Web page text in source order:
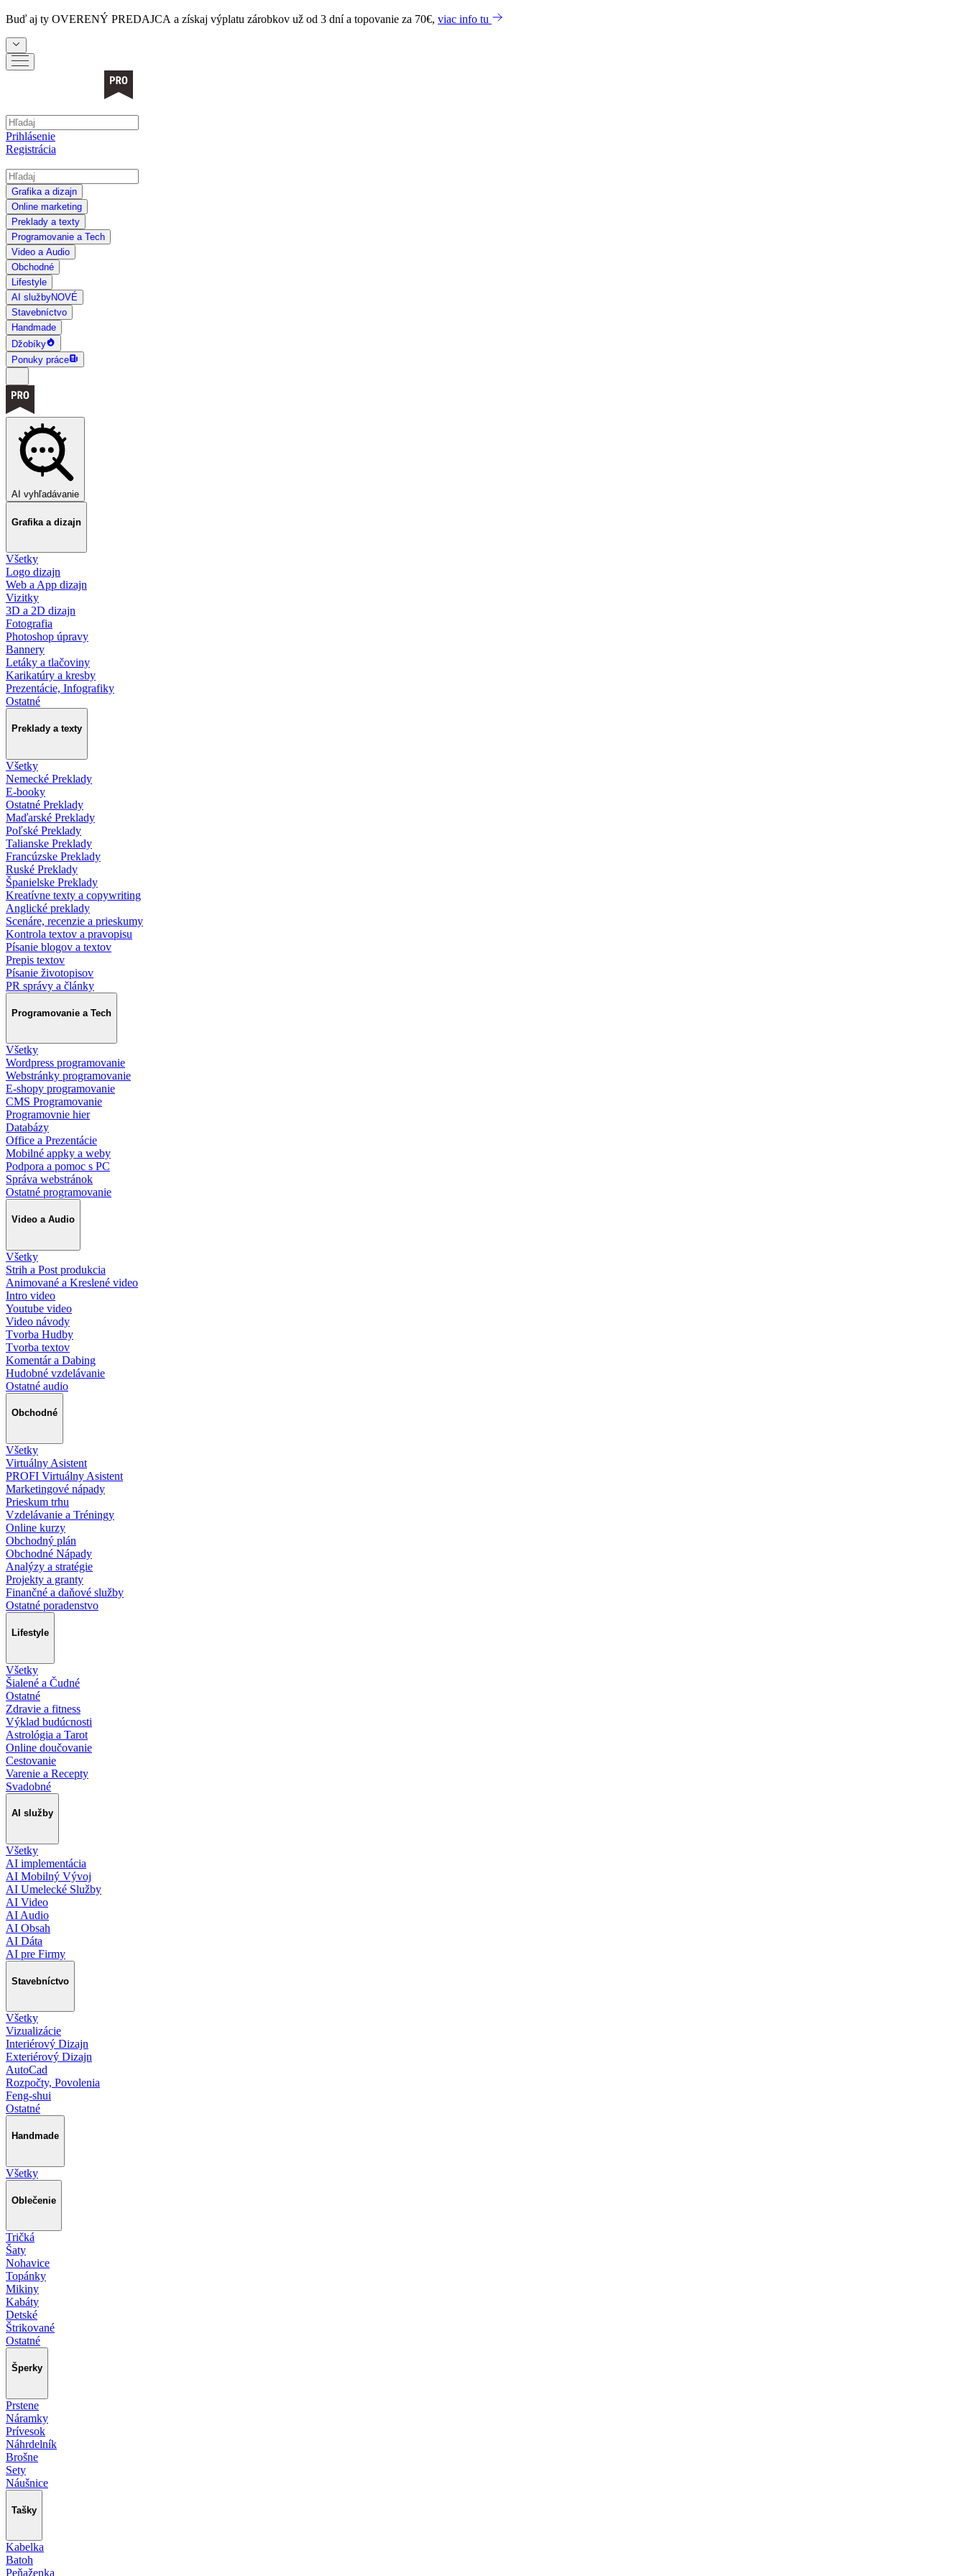
Buď aj ty OVERENÝ PREDAJCA a získaj výplatu zárobkov už od 3 dní a topovanie za 70€, viac info tu
Prihlásenie
Registrácia
Grafika a dizajn
Online marketing
Preklady a texty
Programovanie a Tech
Video a Audio
Obchodné
Lifestyle
AI službyNOVÉ
Stavebníctvo
Handmade
Džobíky
Ponuky práce
AI vyhľadávanie
Grafika a dizajn
Všetky
Logo dizajn
Web a App dizajn
Vizitky
3D a 2D dizajn
Fotografia
Photoshop úpravy
Bannery
Letáky a tlačoviny
Karikatúry a kresby
Prezentácie, Infografiky
Ostatné
Preklady a texty
Všetky
Nemecké Preklady
E-booky
Ostatné Preklady
Maďarské Preklady
Poľské Preklady
Talianske Preklady
Francúzske Preklady
Ruské Preklady
Španielske Preklady
Kreatívne texty a copywriting
Anglické preklady
Scenáre, recenzie a prieskumy
Kontrola textov a pravopisu
Písanie blogov a textov
Prepis textov
Písanie životopisov
PR správy a články
Programovanie a Tech
Všetky
Wordpress programovanie
Webstránky programovanie
E-shopy programovanie
CMS Programovanie
Programovnie hier
Databázy
Office a Prezentácie
Mobilné appky a weby
Podpora a pomoc s PC
Správa webstránok
Ostatné programovanie
Video a Audio
Všetky
Strih a Post produkcia
Animované a Kreslené video
Intro video
Youtube video
Video návody
Tvorba Hudby
Tvorba textov
Komentár a Dabing
Hudobné vzdelávanie
Ostatné audio
Obchodné
Všetky
Virtuálny Asistent
PROFI Virtuálny Asistent
Marketingové nápady
Prieskum trhu
Vzdelávanie a Tréningy
Online kurzy
Obchodný plán
Obchodné Nápady
Analýzy a stratégie
Projekty a granty
Finančné a daňové služby
Ostatné poradenstvo
Lifestyle
Všetky
Šialené a Čudné
Ostatné
Zdravie a fitness
Výklad budúcnosti
Astrológia a Tarot
Online doučovanie
Cestovanie
Varenie a Recepty
Svadobné
AI služby
Všetky
AI implementácia
AI Mobilný Vývoj
AI Umelecké Služby
AI Video
AI Audio
AI Obsah
AI Dáta
AI pre Firmy
Stavebníctvo
Všetky
Vizualizácie
Interiérový Dizajn
Exteriérový Dizajn
AutoCad
Rozpočty, Povolenia
Feng-shui
Ostatné
Handmade
Všetky
Oblečenie
Tričká
Šaty
Nohavice
Topánky
Mikiny
Kabáty
Detské
Štrikované
Ostatné
Šperky
Prstene
Náramky
Prívesok
Náhrdelník
Brošne
Sety
Náušnice
Tašky
Kabelka
Batoh
Peňaženka